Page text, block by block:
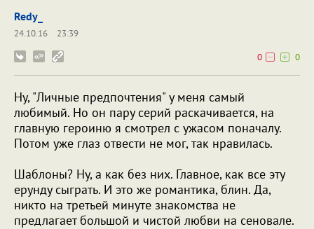
Redy_
24.10.16
23:39
0
0
Ну, "Личные предпочтения" у меня самый
любимый. Но он пару серий раскачивается, на
главную героиню я смотрел с ужасом поначалу.
Потом уже глаз отвести не мог, так нравилась.
Шаблоны? Ну, а как без них. Главное, как все эту
ерунду сыграть. И это же романтика, блин. Да,
никто на третьей минуте знакомства не
предлагает большой и чистой любви на сеновале.